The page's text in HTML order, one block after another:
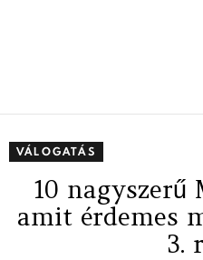
VÁLOGATÁS
10 nagyszerű
amit érdemes
3.